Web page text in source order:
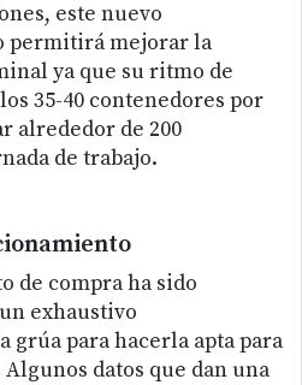
este nuevo
permitirá mejorar la
ya que su ritmo de
35-40 contenedores por
alrededor de 200
de trabajo.
de compra ha sido
exhaustivo
grúa para hacerla apta para
datos que dan una